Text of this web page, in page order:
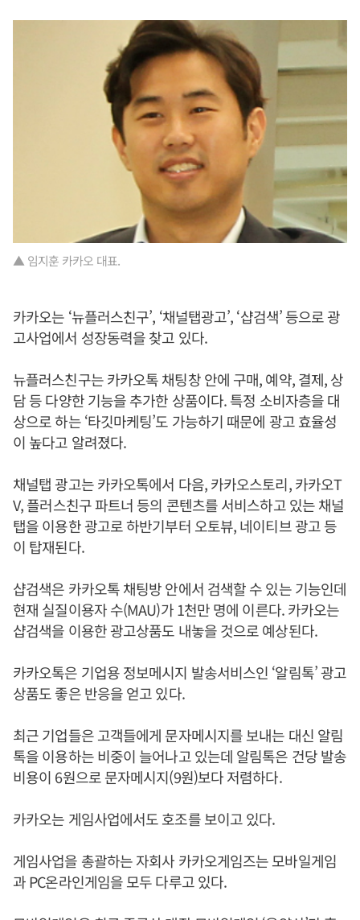
▲ 임지훈 카카오 대표.
카카오는 ‘뉴플러스친구’, ‘채널탭광고’, ‘샵검색’ 등으로 광
고사업에서 성장동력을 찾고 있다.
뉴플러스친구는 카카오톡 채팅창 안에 구매, 예약, 결제, 상
담 등 다양한 기능을 추가한 상품이다. 특정 소비자층을 대
상으로 하는 ‘타깃마케팅’도 가능하기 때문에 광고 효율성
이 높다고 알려졌다.
채널탭 광고는 카카오톡에서 다음, 카카오스토리, 카카오T
V, 플러스친구 파트너 등의 콘텐츠를 서비스하고 있는 채널
탭을 이용한 광고로 하반기부터 오토뷰, 네이티브 광고 등
이 탑재된다.
샵검색은 카카오톡 채팅방 안에서 검색할 수 있는 기능인데
현재 실질이용자 수(MAU)가 1천만 명에 이른다. 카카오는
샵검색을 이용한 광고상품도 내놓을 것으로 예상된다.
카카오톡은 기업용 정보메시지 발송서비스인 ‘알림톡’ 광고
상품도 좋은 반응을 얻고 있다.
최근 기업들은 고객들에게 문자메시지를 보내는 대신 알림
톡을 이용하는 비중이 늘어나고 있는데 알림톡은 건당 발송
비용이 6원으로 문자메시지(9원)보다 저렴하다.
카카오는 게임사업에서도 호조를 보이고 있다.
게임사업을 총괄하는 자회사 카카오게임즈는 모바일게임
과 PC온라인게임을 모두 다루고 있다.